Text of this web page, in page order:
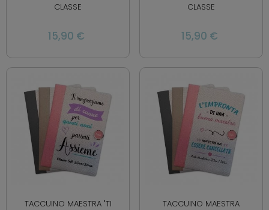
CLASSE
15,90 €
CLASSE
15,90 €
TACCUINO MAESTRA "TI
TACCUINO MAESTRA